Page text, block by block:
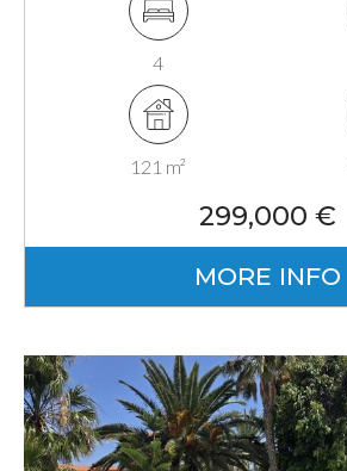
4
121 m²
299,000 €
MORE INFO